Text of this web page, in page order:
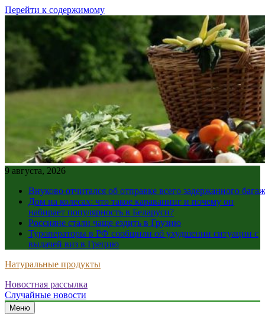
Перейти к содержимому
9 августа, 2026
Внуково отчитался об отправке всего задержанного
Дом на колесах: что такое караванинг и почему он
набирает популярность в Беларуси?
Россияне стали чаще ездить в Грузию
Туроператоры в РФ сообщили об ухудшении ситуации с
выдачей виз в Грецию
Натуральные продукты
Новостная рассылка
Случайные новости
Меню